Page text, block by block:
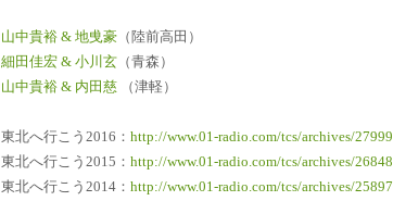
山中貴裕 & 地曵豪 （陸前高田）
細田佳宏 & 小川玄 （青森）
山中貴裕 & 内田慈 （津軽）
東北へ行こう2016： http://www.01-radio.com/tcs/archives/27999
東北へ行こう2015： http://www.01-radio.com/tcs/archives/26848
東北へ行こう2014： http://www.01-radio.com/tcs/archives/25897